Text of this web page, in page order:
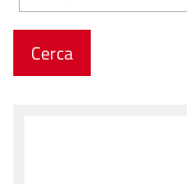
Cerca